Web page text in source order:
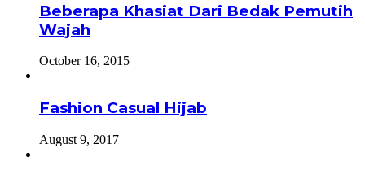
Beberapa Khasiat Dari Bedak Pemutih
Wajah
October 16, 2015
Fashion Casual Hijab
August 9, 2017